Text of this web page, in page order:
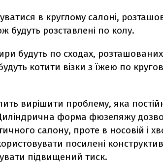
в круглому салоні,
будуть розставлені по колу.
будуть по сходах,
котити візки з їжею по
вирішити проблему, яка
форма фюзеляжу
салону, проте в носовій і
посилені
підвищений тиск.